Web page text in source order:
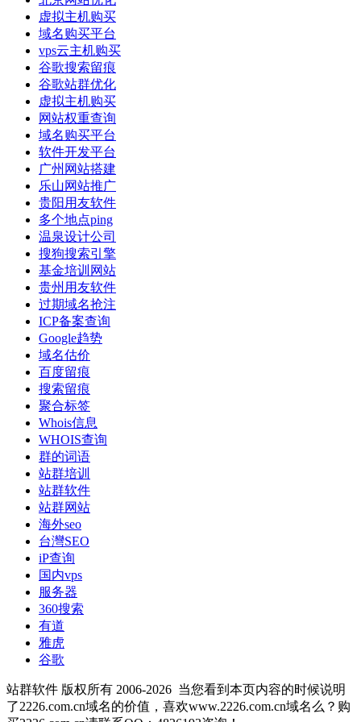
虚拟主机购买
域名购买平台
vps云主机购买
谷歌搜索留痕
谷歌站群优化
虚拟主机购买
网站权重查询
域名购买平台
软件开发平台
广州网站搭建
乐山网站推广
贵阳用友软件
多个地点ping
温泉设计公司
搜狗搜索引擎
基金培训网站
贵州用友软件
过期域名抢注
ICP备案查询
Google趋势
域名估价
百度留痕
搜索留痕
聚合标签
Whois信息
WHOIS查询
群的词语
站群培训
站群软件
站群网站
海外seo
台灣SEO
iP查询
国内vps
服务器
360搜索
有道
雅虎
谷歌
站群软件 版权所有 2006-2026 当您看到本页内容的时候说明
了2226.com.cn域名的价值，喜欢www.2226.com.cn域名么？购